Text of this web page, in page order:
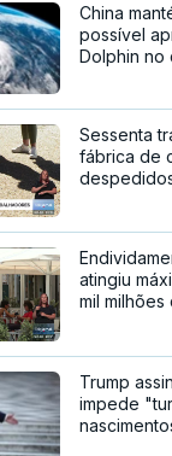
China
possível
Dolphin no
Sessenta
fábrica de
atingiu
mil
Trump
impede